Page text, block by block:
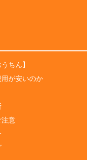
ちん】
が安いのか
注意